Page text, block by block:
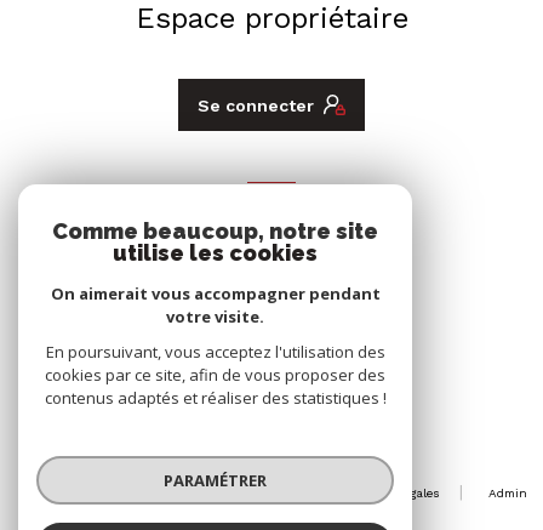
Espace propriétaire
Se connecter
Nous adhérons
© 2026 | Tous droits réservés
Mentions légales
Admin
Comme beaucoup, notre site
utilise les cookies
On aimerait vous accompagner pendant
votre visite.
En poursuivant, vous acceptez l'utilisation des
cookies par ce site, afin de vous proposer des
contenus adaptés et réaliser des statistiques !
PARAMÉTRER